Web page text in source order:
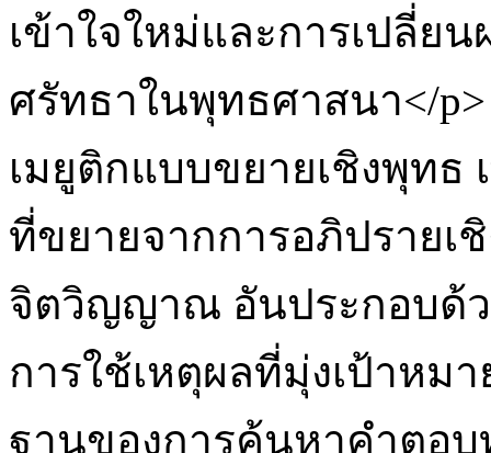
เข้าใจใหม่และการเปลี่ย
ศรัทธาในพุทธศาสนา</
เมยูติกแบบขยายเชิงพุทธ
ที่ขยายจากการอภิปรายเ
จิตวิญญาณ อันประกอบด้
การใช้เหตุผลที่มุ่งเป้าหม
ฐานของการค้นหาคำตอบ